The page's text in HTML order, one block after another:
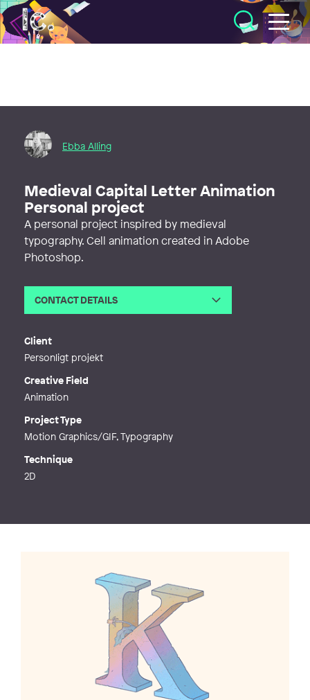
Illustratörcentrum
Ebba Alling
Medieval Capital Letter Animation
Personal project
A personal project inspired by medieval
typography. Cell animation created in Adobe
Photoshop.
CONTACT DETAILS
Client
Personligt projekt
Creative Field
Animation
Project Type
Motion Graphics/GIF, Typography
Technique
2D